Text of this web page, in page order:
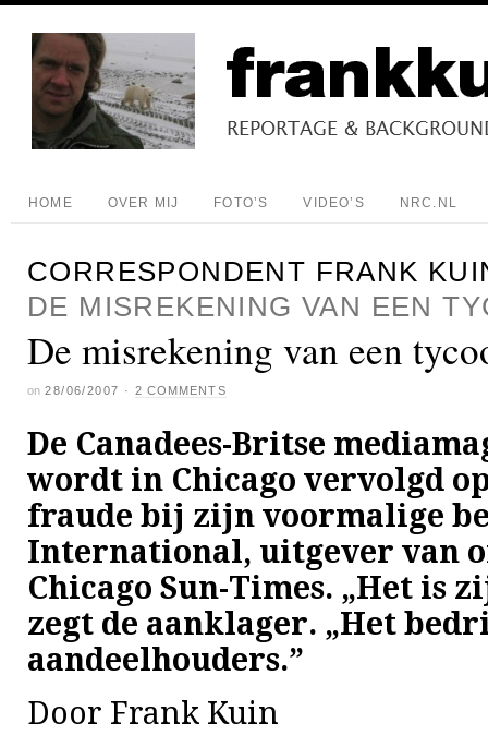
HOME OVER MIJ FOTO’S VIDEO’S NRC.NL
CORRESPONDENT FRANK
DE MISREKENING VAN EEN
De misrekening van een
on 28/06/2007 · 2 COMMENTS
De Canadees-Britse
wordt in Chicago vervolgd
fraude bij zijn voormalige
International, uitgever van
Chicago Sun-Times. „Het is
zegt de aanklager. „Het
aandeelhouders.”
Door Frank Kuin